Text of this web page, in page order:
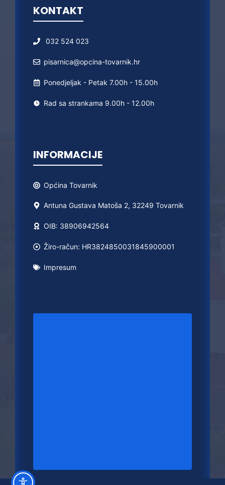
KONTAKT
032 524 023
pisarnica@opcina-tovarnik.hr
Ponedjeljak - Petak 7.00h - 15.00h
Rad sa strankama 9.00h - 12.00h
INFORMACIJE
Općina Tovarnik
Antuna Gustava Matoša 2, 32249 Tovarnik
OIB: 38906942564
Žiro-račun: HR3824850031845900001
Impresum